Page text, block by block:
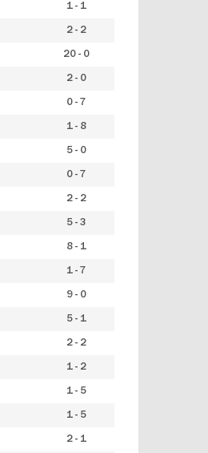
1 - 1
2 - 2
20 - 0
2 - 0
0 - 7
1 - 8
5 - 0
0 - 7
2 - 2
5 - 3
8 - 1
1 - 7
9 - 0
5 - 1
2 - 2
1 - 2
1 - 5
1 - 5
2 - 1